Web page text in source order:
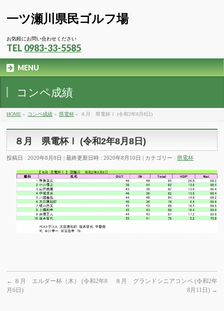
一ツ瀬川県民ゴルフ場
お気軽にお問い合わせください
TEL 0983-33-5585
MENU
コンペ成績
HOME » コンペ成績 » 県電杯 » ８月 県電杯Ⅰ (令和2年8月8日)
８月 県電杯Ⅰ (令和2年8月8日)
投稿日 : 2020年8月8日 最終更新日時 : 2020年8月10日 カテゴリー : 県電杯
← ８月 エルダー杯（木） (令和2年8
月6日)
８月 グランドシニアコンペ (令和2年
8月11日) →